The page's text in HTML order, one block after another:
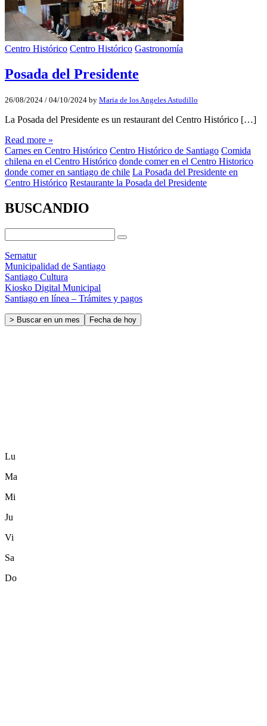
Centro Histórico Centro Histórico Gastronomía
Posada del Presidente
26/08/2024 / 04/10/2024 by Maria de los Angeles Astudillo
La Posada del Presidente es un restaurant del Centro Histórico […]
Read more »
Carnes en Centro Histórico Centro Histórico de Santiago Comida
chilena en el Centro Histórico donde comer en el Centro Historico
donde comer en santiago de chile La Posada del Presidente en
Centro Histórico Restaurante la Posada del Presidente
BUSCANDIO
Sernatur
Municipalidad de Santiago
Santiago Cultura
Kiosko Digital Municipal
Santiago en línea – Trámites y pagos
> Buscar en un mes Fecha de hoy
Lu
Ma
Mi
Ju
Vi
Sa
Do